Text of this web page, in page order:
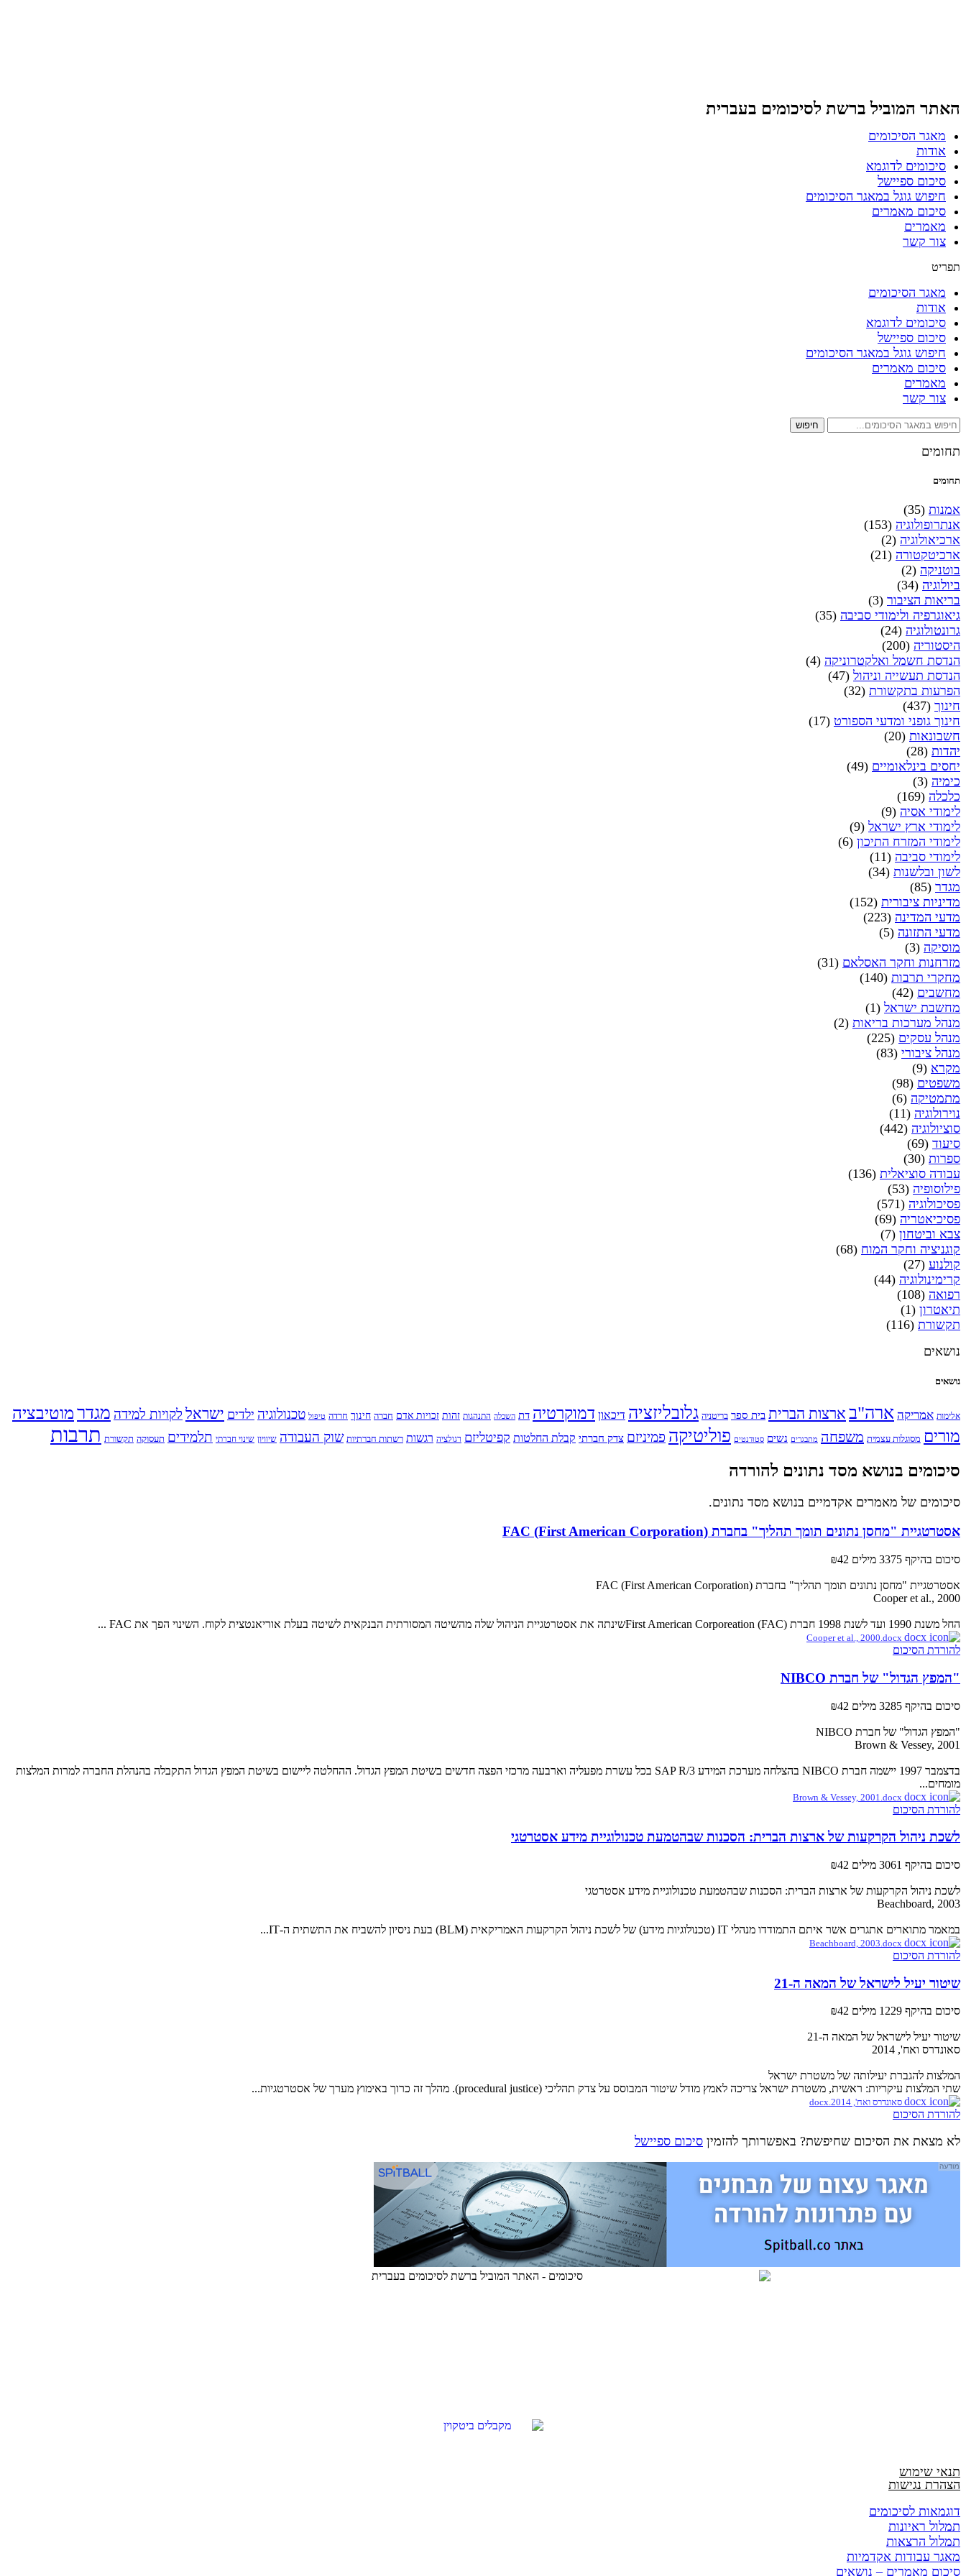
האתר המוביל ברשת לסיכומים בעברית
מאגר הסיכומים
אודות
סיכומים לדוגמא
סיכום ספיישל
חיפוש גוגל במאגר הסיכומים
סיכום מאמרים
מאמרים
צור קשר
תפריט
מאגר הסיכומים
אודות
סיכומים לדוגמא
סיכום ספיישל
חיפוש גוגל במאגר הסיכומים
סיכום מאמרים
מאמרים
צור קשר
חיפוש
תחומים
תחומים
אמנות (35)
אנתרופולוגיה (153)
ארכיאולוגיה (2)
ארכיטקטורה (21)
בוטניקה (2)
ביולוגיה (34)
בריאות הציבור (3)
גיאוגרפיה ולימודי סביבה (35)
גרונטולוגיה (24)
היסטוריה (200)
הנדסת חשמל ואלקטרוניקה (4)
הנדסת תעשייה וניהול (47)
הפרעות בתקשורת (32)
חינוך (437)
חינוך גופני ומדעי הספורט (17)
חשבונאות (20)
יהדות (28)
יחסים בינלאומיים (49)
כימיה (3)
כלכלה (169)
לימודי אסיה (9)
לימודי ארץ ישראל (9)
לימודי המזרח התיכון (6)
לימודי סביבה (11)
לשון ובלשנות (34)
מגדר (85)
מדיניות ציבורית (152)
מדעי המדינה (223)
מדעי התזונה (5)
מוסיקה (3)
מזרחנות וחקר האסלאם (31)
מחקרי תרבות (140)
מחשבים (42)
מחשבת ישראל (1)
מנהל מערכות בריאות (2)
מנהל עסקים (225)
מנהל ציבורי (83)
מקרא (9)
משפטים (98)
מתמטיקה (6)
נוירולוגיה (11)
סוציולוגיה (442)
סיעוד (69)
ספרות (30)
עבודה סוציאלית (136)
פילוסופיה (53)
פסיכולוגיה (571)
פסיכיאטריה (69)
צבא וביטחון (7)
קוגניציה וחקר המוח (68)
קולנוע (27)
קרימינולוגיה (44)
רפואה (108)
תיאטרון (1)
תקשורת (116)
נושאים
נושאים
אלימות אמריקה ארה"ב ארצות הברית בית ספר בריטניה גלובליזציה דיכאון דמוקרטיה דת השכלה התנהגות זהות זכויות אדם חברה חינוך חרדה טיפול טכנולוגיה ילדים ישראל לקויות למידה מגדרמוטיבציה
מורים מסוגלות עצמית משפחה מתבגרים נשים סטודנטים פוליטיקה פמיניזם צדק חברתי קבלת החלטות קפיטליזם רגולציה רגשות רשתות חברתיות שוק העבודה שיוויון שינוי חברתי תלמידים תעסוקה תקשורת תרבות
סיכומים בנושא מסד נתונים להורדה
סיכומים של מאמרים אקדמיים בנושא מסד נתונים.
אסטרטגיית "מחסן נתונים תומך תהליך" בחברת FAC (First American Corporation)
סיכום בהיקף 3375 מילים ₪42
אסטרטגיית "מחסן נתונים תומך תהליך" בחברת FAC (First American Corporation)
Cooper et al., 2000
החל משנת 1990 ועד לשנת 1998 חברת First American Corporeation (FAC)שינתה את אסטרטגיית הניהול שלה מהשיטה המסורתית הבנקאית לשיטה בעלת אוריאנטצית לקוח. השינוי הפך את FAC ...
להורדת הסיכום
"המפץ הגדול" של חברת NIBCO
סיכום בהיקף 3285 מילים ₪42
"המפץ הגדול" של חברת NIBCO
Brown & Vessey, 2001
בדצמבר 1997 יישמה חברת NIBCO בהצלחה מערכת המידע SAP R/3 בכל עשרת מפעליה וארבעה מרכזי הפצה חדשים בשיטת המפץ הגדול. ההחלטה ליישום בשיטת המפץ הגדול התקבלה בהנהלת החברה למרות המלצות
מומחים...
להורדת הסיכום
לשכת ניהול הקרקעות של ארצות הברית: הסכנות שבהטמעת טכנולוגיית מידע אסטרטגי
סיכום בהיקף 3061 מילים ₪42
לשכת ניהול הקרקעות של ארצות הברית: הסכנות שבהטמעת טכנולוגיית מידע אסטרטגי
Beachboard, 2003
במאמר מתוארים אתגרים אשר איתם התמודדו מנהלי IT (טכנולוגיות מידע) של לשכת ניהול הקרקעות האמריקאית (BLM) בעת ניסיון להשביח את התשתית ה-IT...
להורדת הסיכום
שיטור יעיל לישראל של המאה ה-21
סיכום בהיקף 1229 מילים ₪42
שיטור יעיל לישראל של המאה ה-21
סאונדרס ואח', 2014
המלצות להגברת יעילותה של משטרת ישראל
שתי המלצות עיקריות: ראשית, משטרת ישראל צריכה לאמץ מודל שיטור המבוסס על צדק תהליכי (procedural justice). מהלך זה כרוך באימוץ מערך של אסטרטגיות...
סאונדרס ואח', 2014.docx
להורדת הסיכום
לא מצאת את הסיכום שחיפשת? באפשרותך להזמין סיכום ספיישל
תנאי שימוש
הצהרת נגישות
דוגמאות לסיכומים
תמלול ראיונות
תמלול הרצאות
מאגר עבודות אקדמיות
סיכום מאמרים – נושאים